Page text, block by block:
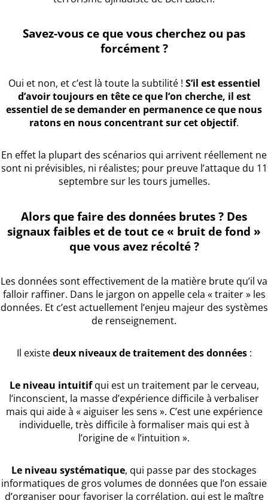
Savez-vous ce que vous cherchez ou pas
forcément ?
Oui et non, et c’est là toute la subtilité ! S’il est essentiel
d’avoir toujours en tête ce que l’on cherche, il est
essentiel de se demander en permanence ce que nous
ratons en nous concentrant sur cet objectif.
En effet la plupart des scénarios qui arrivent réellement ne
sont ni prévisibles, ni réalistes; pour preuve l’attaque du 11
septembre sur les tours jumelles.
Alors que faire des données brutes ? Des
signaux faibles et de tout ce « bruit de fond »
que vous avez récolté ?
Les données sont effectivement de la matière brute qu’il va
falloir raffiner. Dans le jargon on appelle cela « traiter » les
données. Et c’est actuellement l’enjeu majeur des systèmes
de renseignement.
Il existedeux niveaux de traitement des données:
Le niveau intuitifqui est un traitement par le cerveau,
l’inconscient, la masse d’expérience difficile à verbaliser
mais qui aide à « aiguiser les sens ». C’est une expérience
individuelle, très difficile à formaliser mais qui est à
l’origine de « l’intuition ».
Le niveau systématique, qui passe par des stockages
informatiques de gros volumes de données que l’on essaie
d’organiser pour favoriser la corrélation, qui est le maître